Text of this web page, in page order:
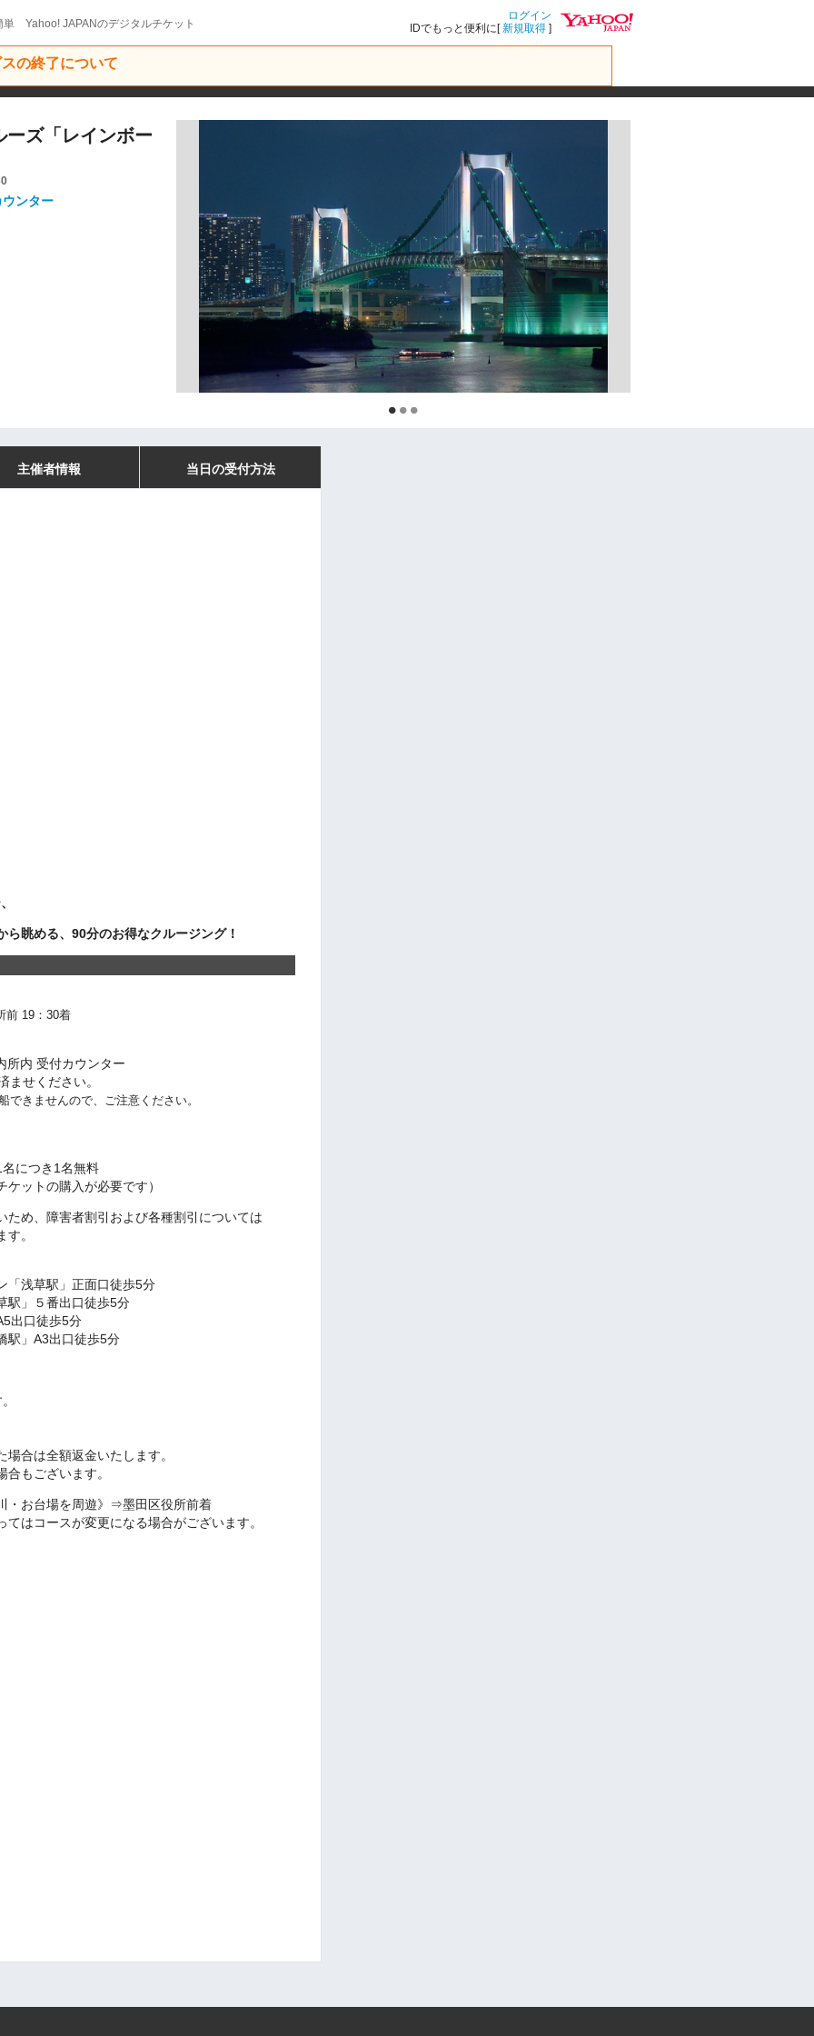
単 Yahoo! JAPANのデジタルチケット
ログイン
IDでもっと便利に[新規取得 ]
の終了について
ーズ「レインボー
ンター
主催者情報 当日の受付方法
ら眺める、90分のお得なクルージング！
前 19：30着
所内 受付カウンター
せください。
できませんので、ご注意ください。
につき1名無料
トの購入が必要です）
、障害者割引および各種割引については
。
草駅」正面口徒歩5分
５番出口徒歩5分
口徒歩5分
A3出口徒歩5分
合は全額返金いたします。
もございます。
・お台場を周遊》⇒墨田区役所前着
ースが変更になる場合がございます。